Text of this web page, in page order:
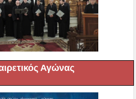
Αγώνας